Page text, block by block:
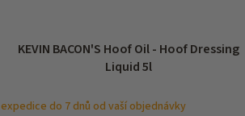
KEVIN BACON'S Hoof Oil - Hoof Dressing
Liquid 5l
expedice do 7 dnů od vaší objednávky